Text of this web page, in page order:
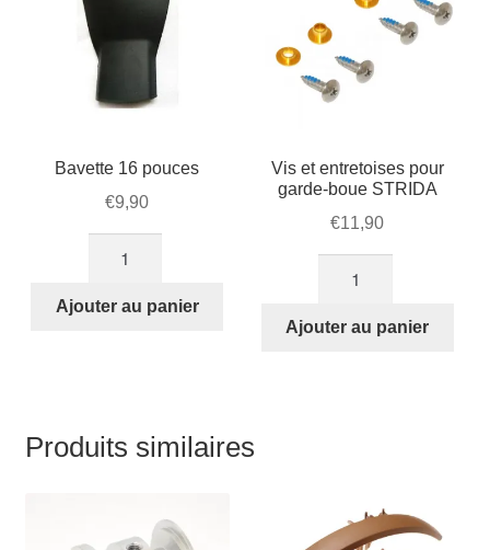
Bavette 16 pouces
€9,90
Bavette
Ajouter au panier
Vis et entretoises pour
garde-boue STRIDA
€11,90
Vis
Ajouter au panier
Produits similaires